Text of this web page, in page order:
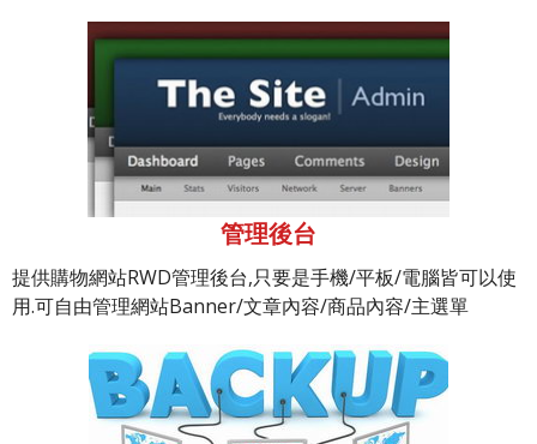
管理後台
提供購物網站RWD管理後台,只要是手機/平板/電腦皆可以使
用.可自由管理網站Banner/文章內容/商品內容/主選單